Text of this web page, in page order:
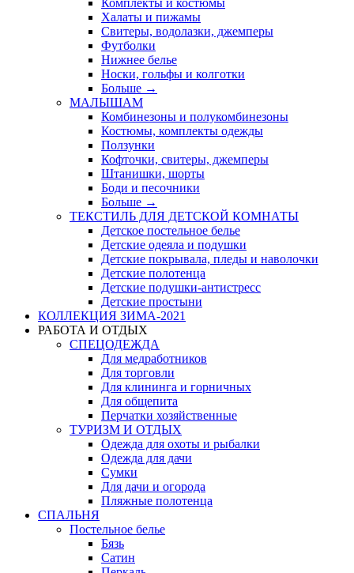
Комплекты и костюмы
Халаты и пижамы
Свитеры, водолазки, джемперы
Футболки
Нижнее белье
Носки, гольфы и колготки
Больше →
МАЛЫШАМ
Комбинезоны и полукомбинезоны
Костюмы, комплекты одежды
Ползунки
Кофточки, свитеры, джемперы
Штанишки, шорты
Боди и песочники
Больше →
ТЕКСТИЛЬ ДЛЯ ДЕТСКОЙ КОМНАТЫ
Детское постельное белье
Детские одеяла и подушки
Детские покрывала, пледы и наволочки
Детские полотенца
Детские подушки-антистресс
Детские простыни
КОЛЛЕКЦИЯ ЗИМА-2021
РАБОТА И ОТДЫХ
СПЕЦОДЕЖДА
Для медработников
Для торговли
Для клининга и горничных
Для общепита
Перчатки хозяйственные
ТУРИЗМ И ОТДЫХ
Одежда для охоты и рыбалки
Одежда для дачи
Сумки
Для дачи и огорода
Пляжные полотенца
СПАЛЬНЯ
Постельное белье
Бязь
Сатин